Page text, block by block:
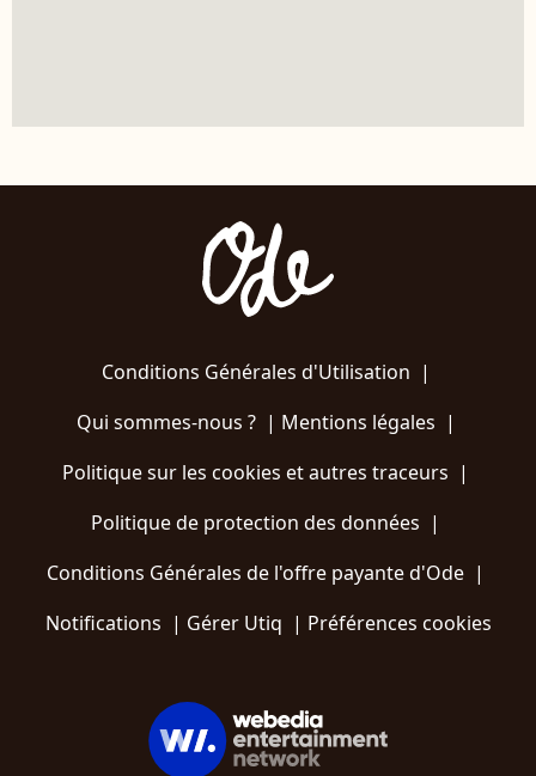
Conditions Générales d'Utilisation |
Qui sommes-nous ?| Mentions légales |
Politique sur les cookies et autres traceurs |
Politique de protection des données |
Conditions Générales de l'offre payante d'Ode |
Notifications | Gérer Utiq | Préférences cookies